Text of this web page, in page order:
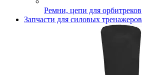
Ремни, цепи для орбитреков
Запчасти для силовых тренажеров